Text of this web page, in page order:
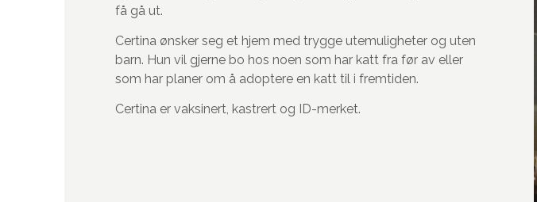
få gå ut.
Certina ønsker seg et hjem med trygge utemuligheter og uten
barn. Hun vil gjerne bo hos noen som har katt fra før av eller
som har planer om å adoptere en katt til i fremtiden.
Certina er vaksinert, kastrert og ID-merket.